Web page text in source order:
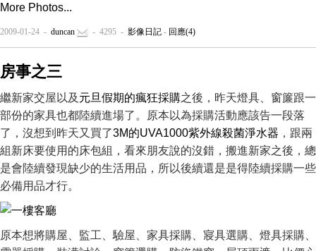
More Photos...
2009-01-24 - duncan - 4295 - 影像日記 - 回應(4)
房事之三
繼新家交屋以及 元旦假期的瘋狂採購之後，昨天燈具、窗簾跟一
部份的家具也都陸續進場了。原本以為採購活動應該告一段落
了，沒想到昨天又買了3M的UVA1000紫外線殺菌淨水器 ，跟兩
組新床要使用的床包組，看來朋友說的沒錯，搬進新家之後，總
是會陸續發現缺少的生活用品，所以後續還是是得陸續採購一些
必備用品才行。
原本想將購屋、監工、驗屋、家具採購、寢具選購、燈具採購、